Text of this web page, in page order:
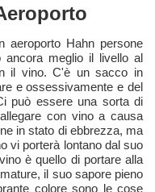
aeroporto Hahn persone
meglio il livello al
il vino. C'è un sacco in
e ossessivamente e del
può essere una sorta di
con vino a causa
in stato di ebbrezza, ma
vi porterà lontano dal suo
è quello di portare alla
il suo sapore pieno
colore sono le cose